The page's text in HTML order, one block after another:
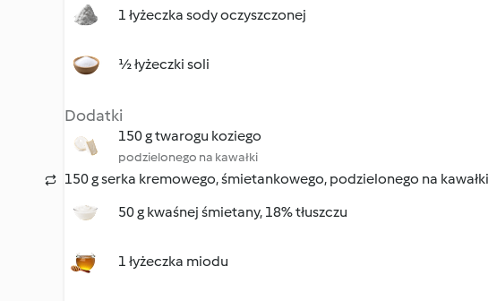
1 łyżeczka sody oczyszczonej
½ łyżeczki soli
Dodatki
150 g twarogu koziego
podzielonego na kawałki
150 g serka kremowego, śmietankowego, podzielonego na kawałki
50 g kwaśnej śmietany, 18% tłuszczu
1 łyżeczka miodu